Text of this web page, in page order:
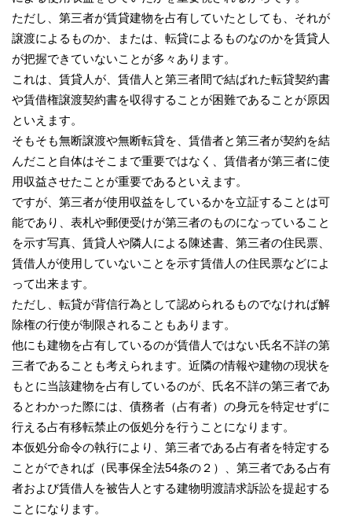
ただし、第三者が賃貸建物を占有していたとしても、それが
譲渡によるものか、または、転貸によるものなのかを賃貸人
が把握できていないことが多々あります。
これは、賃貸人が、賃借人と第三者間で結ばれた転貸契約書
や賃借権譲渡契約書を収得することが困難であることが原因
といえます。
そもそも無断譲渡や無断転貸を、賃借者と第三者が契約を結
んだこと自体はそこまで重要ではなく、賃借者が第三者に使
用収益させたことが重要であるといえます。
ですが、第三者が使用収益をしているかを立証することは可
能であり、表札や郵便受けが第三者のものになっていること
を示す写真、賃貸人や隣人による陳述書、第三者の住民票、
賃借人が使用していないことを示す賃借人の住民票などによ
って出来ます。
ただし、転貸が背信行為として認められるものでなければ解
除権の行使が制限されることもあります。
他にも建物を占有しているのが賃借人ではない氏名不詳の第
三者であることも考えられます。近隣の情報や建物の現状を
もとに当該建物を占有しているのが、氏名不詳の第三者であ
るとわかった際には、債務者（占有者）の身元を特定せずに
行える占有移転禁止の仮処分を行うことになります。
本仮処分命令の執行により、第三者である占有者を特定する
ことができれば（民事保全法54条の２）、第三者である占有
者および賃借人を被告人とする建物明渡請求訴訟を提起する
ことになります。